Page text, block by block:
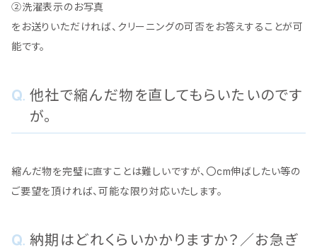
②洗濯表示のお写真
をお送りいただければ、クリーニングの可否をお答えすることが可
能です。
他社で縮んだ物を直してもらいたいのです
が。
縮んだ物を完璧に直すことは難しいですが、〇cm伸ばしたい等の
ご要望を頂ければ、可能な限り対応いたします。
納期はどれくらいかかりますか？／お急ぎ